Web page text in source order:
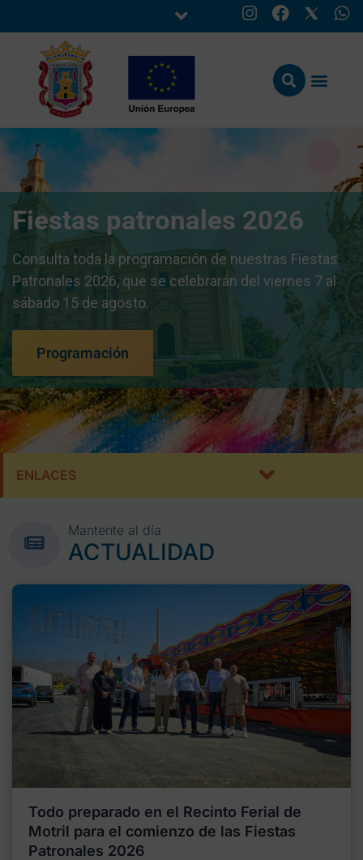
Fiestas patronales 2026
Consulta toda la programación de nuestras Fiestas
Patronales 2026, que se celebrarán del viernes 7 al
sábado 15 de agosto.
Programación
ENLACES
Mantente al día
ACTUALIDAD
Todo preparado en el Recinto Ferial de
Motril para el comienzo de las Fiestas
Patronales 2026